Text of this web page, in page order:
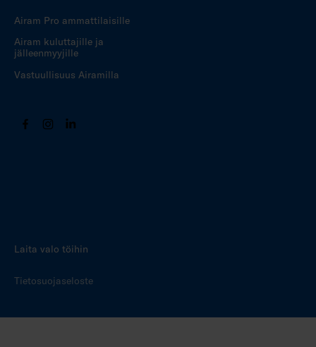
Airam Pro ammattilaisille
Airam kuluttajille ja
jälleenmyyjille
Vastuullisuus Airamilla
Laita valo töihin
Tietosuojaseloste